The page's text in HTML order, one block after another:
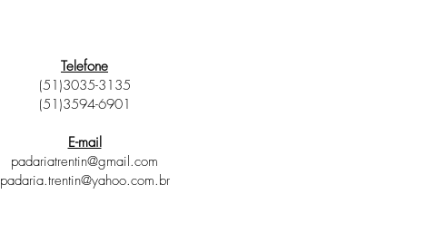
Telefone
(51)3035-3135
(51)3594-6901
E-mail
padariatrentin@gmail.com
padaria.trentin@yahoo.com.br